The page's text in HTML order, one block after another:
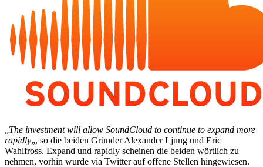
„The investment will allow SoundCloud to continue to expand more
rapidly„, so die beiden Gründer Alexander Ljung und Eric
Wahlfross. Expand und rapidly scheinen die beiden wörtlich zu
nehmen, vorhin wurde via Twitter auf offene Stellen hingewiesen.